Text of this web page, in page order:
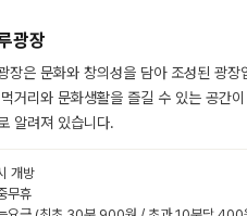
광장
장은 문화와 창의성을 담아 조성된 광장
거리와 문화생활을 즐길 수 있는 공간
알려져 있습니다.
개방
무휴